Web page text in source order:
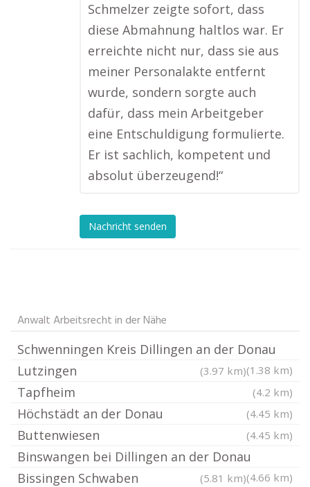
Schmelzer zeigte sofort, dass
diese Abmahnung haltlos war. Er
erreichte nicht nur, dass sie aus
meiner Personalakte entfernt
wurde, sondern sorgte auch
dafür, dass mein Arbeitgeber
eine Entschuldigung formulierte.
Er ist sachlich, kompetent und
absolut überzeugend!“
Nachricht senden
Anwalt Arbeitsrecht in der Nähe
Schwenningen Kreis Dillingen an der Donau
(1.38 km)
Lutzingen (3.97 km)
Tapfheim (4.2 km)
Höchstädt an der Donau (4.45 km)
Buttenwiesen (4.45 km)
Binswangen bei Dillingen an der Donau
(4.66 km)
Bissingen Schwaben (5.81 km)